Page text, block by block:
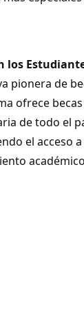
los
pionera de
ofrece
de todo el
el acceso